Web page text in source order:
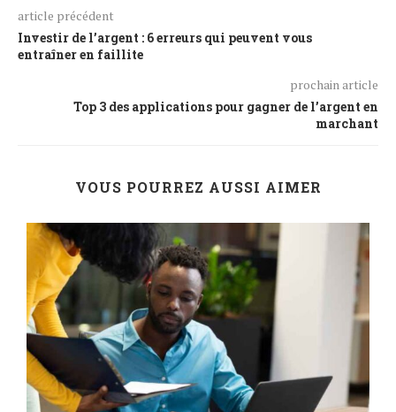
article précédent
Investir de l’argent : 6 erreurs qui peuvent vous
entraîner en faillite
prochain article
Top 3 des applications pour gagner de l’argent en
marchant
VOUS POURREZ AUSSI AIMER